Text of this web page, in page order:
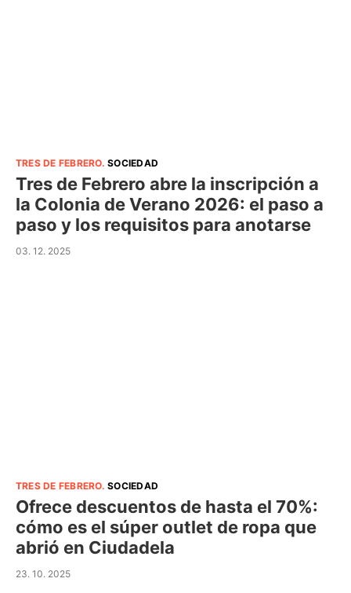
TRES DE FEBRERO.SOCIEDAD
Tres de Febrero abre la inscripción a
la Colonia de Verano 2026: el paso a
paso y los requisitos para anotarse
03. 12. 2025
TRES DE FEBRERO.SOCIEDAD
Ofrece descuentos de hasta el 70%:
cómo es el súper outlet de ropa que
abrió en Ciudadela
23. 10. 2025